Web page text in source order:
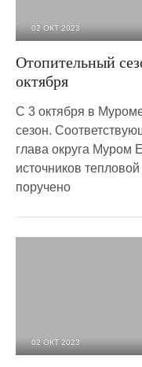
02 ОКТ 2023
Отопительный
октября
С 3 октября в
сезон.
глава округа Муром
источников
поручено
02 ОКТ 2023